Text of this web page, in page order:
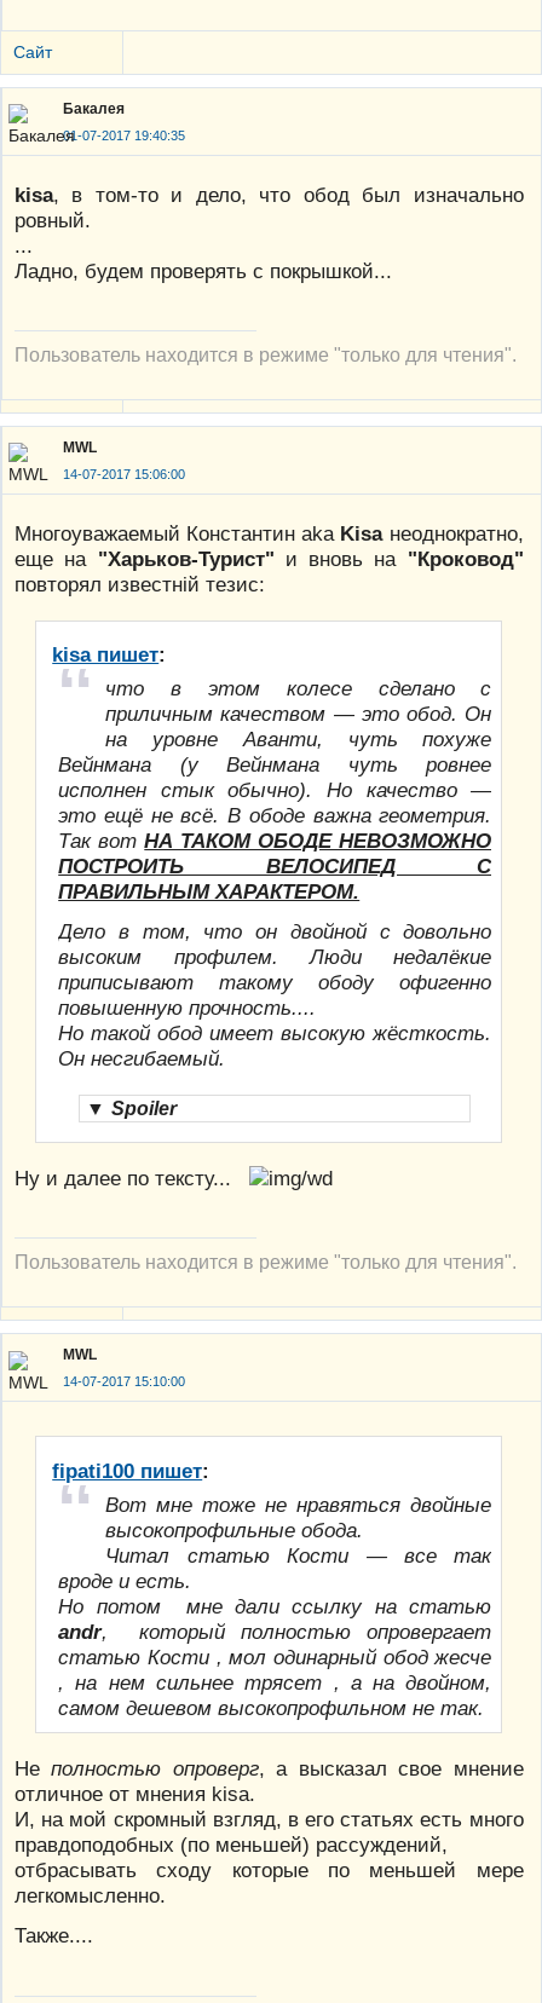
Сайт
Бакалея
01-07-2017 19:40:35
kisa, в том-то и дело, что обод был изначально
ровный.
...
Ладно, будем проверять с покрышкой...
Пользователь находится в режиме "только для чтения".
MWL
14-07-2017 15:06:00
Многоуважаемый Константин aka Kisaнеоднократно,
еще на "Харьков-Турист" и вновь на "Кроковод"
повторял известній тезис:
kisa пишет:
что в этом колесе сделано с
приличным качеством — это обод. Он
на уровне Аванти, чуть похуже
Вейнмана (у Вейнмана чуть ровнее
исполнен стык обычно). Но качество —
это ещё не всё. В ободе важна геометрия.
Так вотНА ТАКОМ ОБОДЕ НЕВОЗМОЖНО
ПОСТРОИТЬ ВЕЛОСИПЕД С
ПРАВИЛЬНЫМ ХАРАКТЕРОМ.
Дело в том, что он двойной с довольно
высоким профилем. Люди недалёкие
приписывают такому ободу офигенно
повышенную прочность....
Но такой обод имеет высокую жёсткость.
Он несгибаемый.
▼ Spoiler
Ну и далее по тексту...
Пользователь находится в режиме "только для чтения".
MWL
14-07-2017 15:10:00
fipati100 пишет:
Вот мне тоже не нравяться двойные
высокопрофильные обода.
Читал статью Кости — все так
вроде и есть.
Но потом мне дали ссылку на статью
andr, которыйполностью опровергает
статью Кости , мол одинарный обод жесче
, на нем сильнее трясет , а на двойном,
самом дешевом высокопрофильном не так.
Неполностью опроверг, а высказал свое мнение
отличное от мнения kisa.
И, на мой скромный взгляд, в его статьях есть много
правдоподобных (по меньшей) рассуждений,
отбрасывать сходу которые по меньшей мере
легкомысленно.
Также....